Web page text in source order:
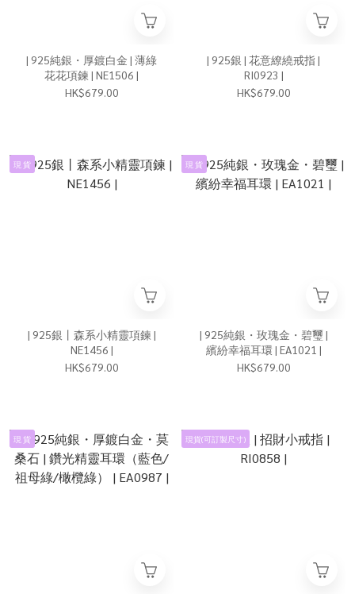
| 925純銀・厚鍍白金 | 薄綠
花花項鍊 | NE1506 |
HK$679.00
| 925銀 | 花意繚繞戒指 |
RI0923 |
HK$679.00
現 貨
| 925銀丨森系小精靈項鍊 |
NE1456 |
HK$679.00
現 貨
| 925純銀・玫瑰金・碧璽 |
繽紛幸福耳環 | EA1021 |
HK$679.00
現 貨 現貨(可訂製尺寸)